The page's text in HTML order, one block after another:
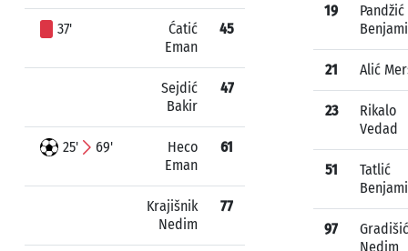
37'
Ćatić
Eman
45
Sejdić
Bakir
47
25' 69'
Heco
Eman
61
Krajišnik
Nedim
77
19
Pandžić
21 Alić
23
Rikalo
Vedad
51
Tatlić
97
Gradišić
Nedim